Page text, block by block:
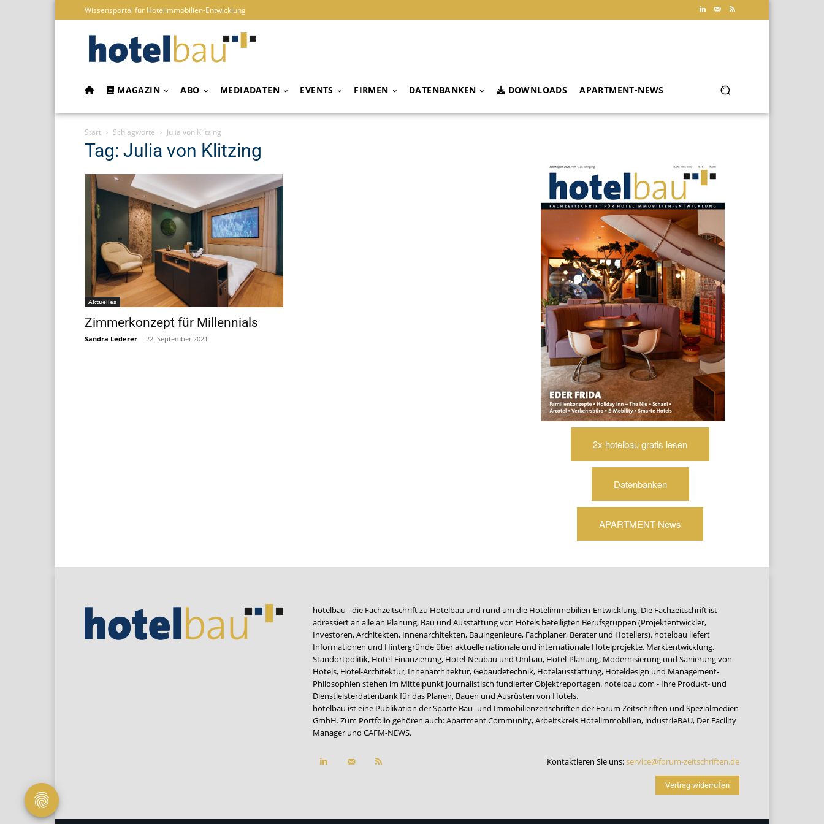
Wissensportal für Hotelimmobilien-Entwicklung
MAGAZIN ABO MEDIADATEN EVENTS FIRMEN DATENBANKEN DOWNLOADS APARTMENT-NEWS
Start Schlagworte Julia von Klitzing
Tag: Julia von Klitzing
Aktuelles
Zimmerkonzept für Millennials
Sandra Lederer - 22. September 2021
2x hotelbau gratis lesen
Datenbanken
APARTMENT-News
hotelbau - die Fachzeitschrift zu Hotelbau und rund um die Hotelimmobilien-Entwicklung. Die Fachzeitschrift ist
adressiert an alle an Planung, Bau und Ausstattung von Hotels beteiligten Berufsgruppen (Projektentwickler,
Investoren, Architekten, Innenarchitekten, Bauingenieure, Fachplaner, Berater und Hoteliers). hotelbau liefert
Informationen und Hintergründe über aktuelle nationale und internationale Hotelprojekte. Marktentwicklung,
Standortpolitik, Hotel-Finanzierung, Hotel-Neubau und Umbau, Hotel-Planung, Modernisierung und Sanierung von
Hotels, Hotel-Architektur, Innenarchitektur, Gebäudetechnik, Hotelausstattung, Hoteldesign und Management-
Philosophien stehen im Mittelpunkt journalistisch fundierter Objektreportagen. hotelbau.com - Ihre Produkt- und
Dienstleisterdatenbank für das Planen, Bauen und Ausrüsten von Hotels.
hotelbau ist eine Publikation der Sparte Bau- und Immobilienzeitschriften der Forum Zeitschriften und Spezialmedien
GmbH. Zum Portfolio gehören auch:Apartment Community,Arbeitskreis Hotelimmobilien, industrieBAU, Der Facility
Manager und CAFM-NEWS.
Kontaktieren Sie uns:service@forum-zeitschriften.de
Vertrag widerrufen